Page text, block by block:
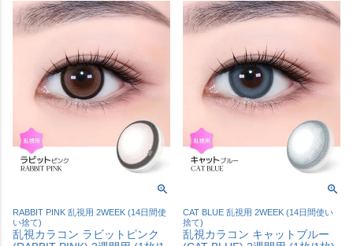
RABBIT PINK 乱視用 2WEEK (14日間使
い捨て)
乱視カラコン ラビットピンク
CAT BLUE 乱視用 2WEEK (14日間使い
捨て)
乱視カラコン キャットブルー